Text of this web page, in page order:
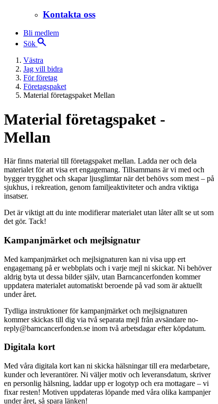
Kontakta oss
Bli medlem
Sök
Västra
Jag vill bidra
För företag
Företagspaket
Material företagspaket Mellan
Material företagspaket -
Mellan
Här finns material till företagspaket mellan. Ladda ner och dela
materialet för att visa ert engagemang. Tillsammans är vi med och
bygger trygghet och skapar ljusglimtar när det behövs som mest – på
sjukhus, i rekreation, genom familjeaktiviteter och andra viktiga
insatser.
Det är viktigt att du inte modifierar materialet utan låter allt se ut som
det gör. Tack!
Kampanjmärket och mejlsignatur
Med kampanjmärket och mejlsignaturen kan ni visa upp ert
engagemang på er webbplats och i varje mejl ni skickar. Ni behöver
aldrig byta ut dessa bilder själv, utan Barncancerfonden kommer
uppdatera materialet automatiskt beroende på vad som är aktuellt
under året.
Tydliga instruktioner för kampanjmärket och mejlsignaturen
kommer skickas till dig via två separata mejl från avsändare no-
reply@barncancerfonden.se inom två arbetsdagar efter köpdatum.
Digitala kort
Med våra digitala kort kan ni skicka hälsningar till era medarbetare,
kunder och leverantörer. Ni väljer motiv och leveransdatum, skriver
en personlig hälsning, laddar upp er logotyp och era mottagare – vi
fixar resten! Motiven uppdateras löpande med våra olika kampanjer
under året, så spara länken!